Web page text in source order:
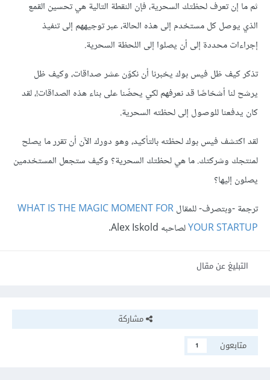
ثم ما إن تعرف لحظتك السحرية، فإن النقطة التالية هي تحسين القمع
الذي يوصل كل مستخدم إلى هذه الحالة، عبر توجيههم إلى تنفيذ
إجراءات محددة إلى أن يصلوا إلى اللحظة السحرية.
تذكر كيف ظل فيس بوك يخبرنا أن نكوّن عشر صداقات، وكيف ظل
يرشح لنا أشخاصًا قد نعرفهم لكي يحضّنا على بناء هذه الصداقات!، لقد
كان يدفعنا للوصول إلى لحظته السحرية.
لقد اكتشف فيس بوك لحظته بالتأكيد، وهو دورك الآن أن تقرر ما يصلح
لمنتجك وشركتك. ما هي لحظتك السحرية؟ وكيف ستجعل المستخدمين
يصلون إليها؟
ترجمة -وبتصرف- للمقالWHAT IS THE MAGIC MOMENT FOR
YOUR STARTUPلصاحبه Alex Iskold.
التبليغ عن مقال
مشاركة
متابعون
1